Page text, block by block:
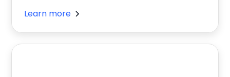
Learn more